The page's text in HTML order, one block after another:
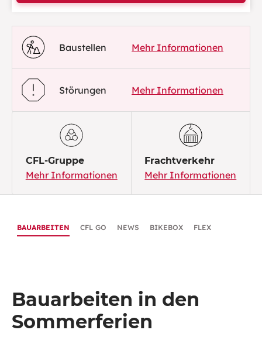
Baustellen Mehr Informationen
Störungen Mehr Informationen
CFL-Gruppe
Mehr Informationen
Frachtverkehr
Mehr Informationen
BAUARBEITEN CFL GO NEWS BIKEBOX FLEX
Bauarbeiten in den
Sommerferien